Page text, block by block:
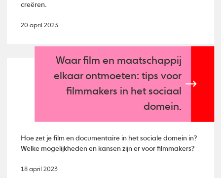
creëren.
20 april 2023
Waar film en maatschappij
elkaar ontmoeten: tips voor
filmmakers in het sociaal
domein.
Hoe zet je film en documentaire in het sociale domein in?
Welke mogelijkheden en kansen zijn er voor filmmakers?
18 april 2023